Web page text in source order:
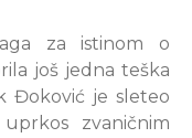
za istinom o
još jedna teška
Đoković je sleteo
zvaničnim